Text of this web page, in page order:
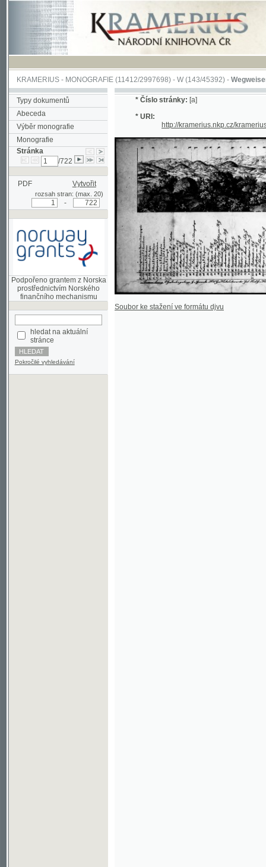
KRAMERIUS-MONOGRAFIE(11412/2997698) -W (143/45392)-Wegweiser durch
Typy dokumentů
Abeceda
Výběr monografie
Monografie
Stránka
/722
PDF Vytvořit
rozsah stran: (max. 20)
Podpořeno grantem z Norska
prostřednictvím Norského
hledat na aktuální
stránce
Pokročilé vyhledávání
http://kramerius.nkp.cz/kramerius/
Soubor ke stažení ve formátu djvu